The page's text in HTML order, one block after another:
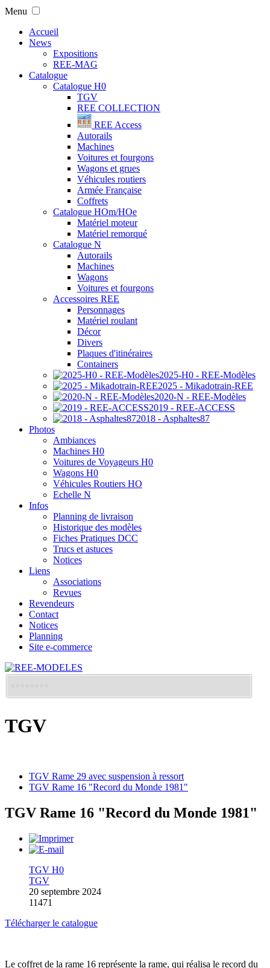
Menu
Accueil
News
Expositions
REE-MAG
Catalogue
Catalogue H0
TGV
REE COLLECTION
REE Access
Autorails
Machines
Voitures et fourgons
Wagons et grues
Véhicules routiers
Armée Française
Coffrets
Catalogue HOm/HOe
Matériel moteur
Matériel remorqué
Catalogue N
Autorails
Machines
Wagons
Voitures et fourgons
Accessoires REE
Personnages
Matériel roulant
Décor
Divers
Plaques d'itinéraires
Containers
2025-H0 - REE-Modèles
2025 - Mikadotrain-REE
2020-N - REE-Modèles
2019 - REE-ACCESS
2018 - Asphaltes87
Photos
Ambiances
Machines H0
Voitures de Voyageurs H0
Wagons H0
Véhicules Routiers HO
Echelle N
Infos
Planning de livraison
Historique des modèles
Fiches Pratiques DCC
Trucs et astuces
Notices
Liens
Associations
Revues
Revendeurs
Contact
Notices
Planning
Site e-commerce
TGV
TGV Rame 29 avec suspension à ressort
TGV Rame 16 "Record du Monde 1981"
TGV Rame 16 "Record du Monde 1981"
TGV H0
TGV
20 septembre 2024
11471
Télécharger le catalogue
Le coffret de la rame 16 représente la rame, qui réalisa le record du